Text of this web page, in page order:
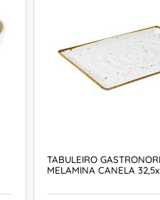
TABULEIRO
MELAMINA CANELA